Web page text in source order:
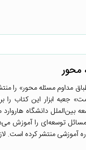
محور
مداوم مسئله محور» را
جعبه ابزار این کتاب را
دانشگاه
توسعه‌ای را آموزش
آموزشی منتشر کرده است.